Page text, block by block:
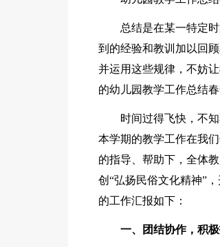
总结是在某一特定
到的经验和教训加以回
并运用这些规律，不妨
的幼儿园教学工作总结
时间过得飞快，不
本学期的教学工作在我
的指导、帮助下，全体
创“弘扬民俗文化精神”
的工作汇报如下：
一、团结协作，积